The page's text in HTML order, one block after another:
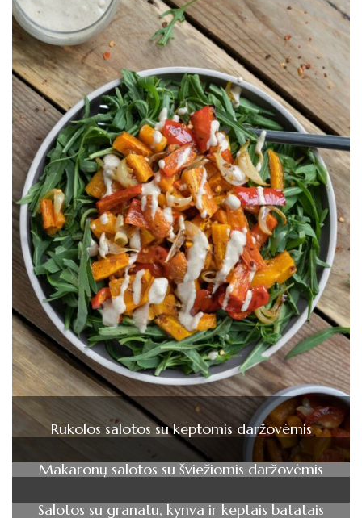
Rukolos salotos su keptomis daržovėmis
Makaronų salotos su šviežiomis daržovėmis
Salotos su granatu, kynva ir keptais batatais